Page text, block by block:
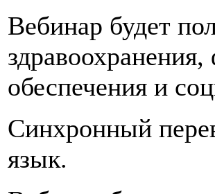
Вебинар будет
обеспечения и
Синхронный
язык.